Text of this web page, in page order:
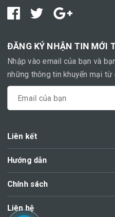
ĐĂNG KÝ NHẬN TIN MỚI
Nhập vào email của bạn và
những thông tin khuyến mại từ
Liên kết
Hướng dẫn
Chính sách
Liên hệ